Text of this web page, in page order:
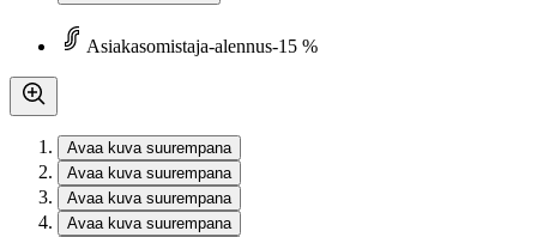
Asiakasomistaja-alennus-15 %
Avaa kuva suurempana
Avaa kuva suurempana
Avaa kuva suurempana
Avaa kuva suurempana